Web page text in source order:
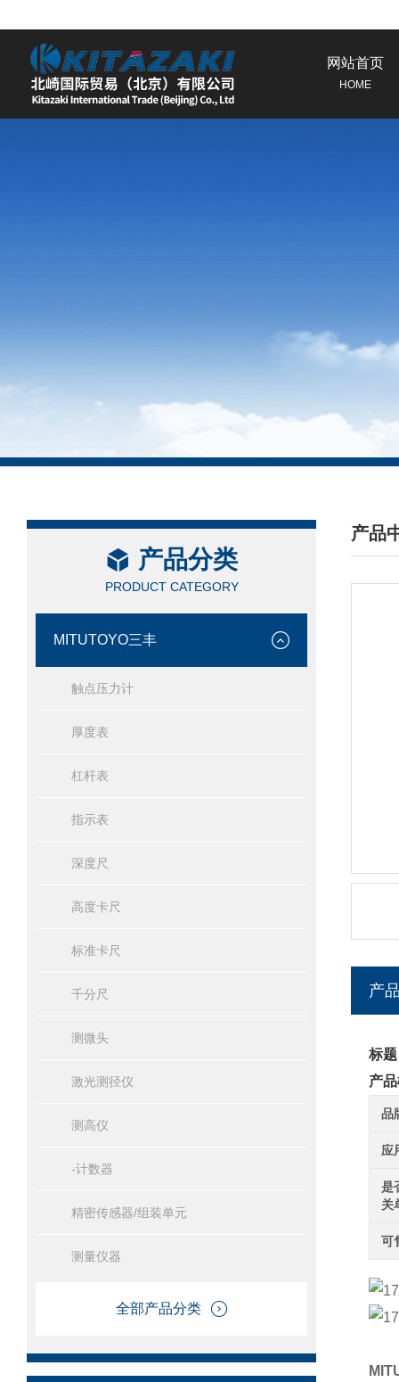
网站首页
HOME
产品分类
PRODUCT CATEGORY
MITUTOYO三丰
触点压力计
厚度表
杠杆表
指示表
深度尺
高度卡尺
标准卡尺
千分尺
测微头
激光测径仪
测高仪
-计数器
精密传感器/组装单元
测量仪器
全部产品分类
产品
/
产
标
产
品
应
是
关
可